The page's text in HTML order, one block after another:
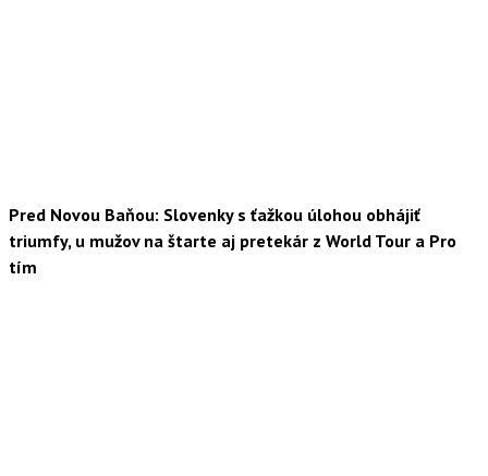
Pred Novou Baňou: Slovenky s ťažkou úlohou obhájiť
triumfy, u mužov na štarte aj pretekár z World Tour a Pro
tím